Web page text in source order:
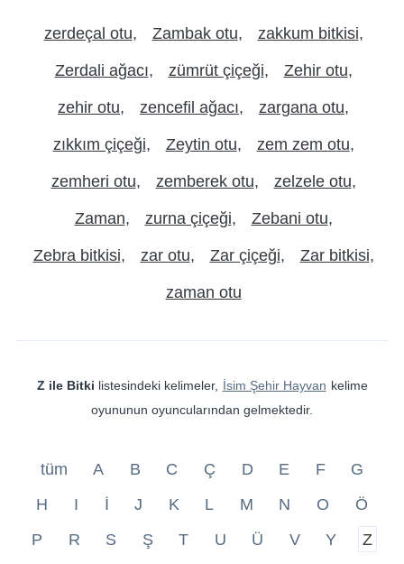
zerdeçal otu Zambak otu zakkum bitkisi
Zerdali ağacı zümrüt çiçeği Zehir otu
zehir otu zencefil ağacı zargana otu
zıkkım çiçeği Zeytin otu zem zem otu
zemheri otu zemberek otu zelzele otu
Zaman zurna çiçeği Zebani otu
Zebra bitkisi zar otu Zar çiçeği Zar bitkisi
zaman otu
Z ile Bitki listesindeki kelimeler, İsim Şehir Hayvan kelime
oyununun oyuncularından gelmektedir.
tüm A B C Ç D E F
G
H
I İ J K L M N O
Ö
P
R S Ş T U Ü V Y Z